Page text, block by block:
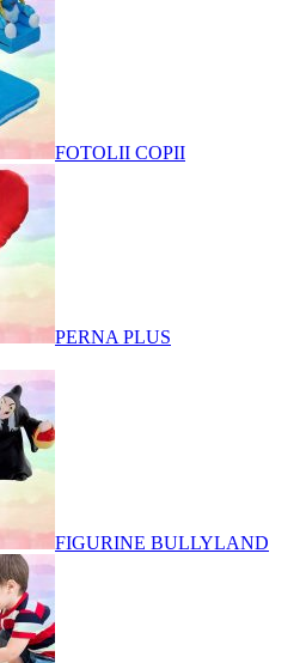
FOTOLII COPII
PERNA PLUS
FIGURINE BULLYLAND